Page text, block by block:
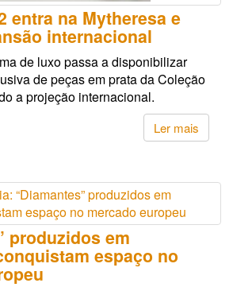
entra na Mytheresa e
internacional
de luxo passa a disponibilizar
de peças em prata da Coleção
a projeção internacional.
Ler mais
produzidos em
espaço no